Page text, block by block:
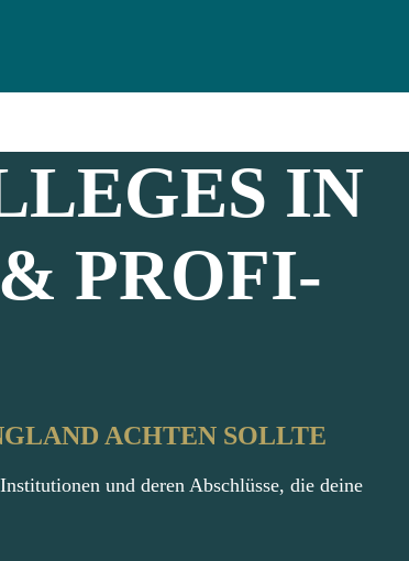
IN
PROFI-
ACHTEN SOLLTE
und deren Abschlüsse, die deine